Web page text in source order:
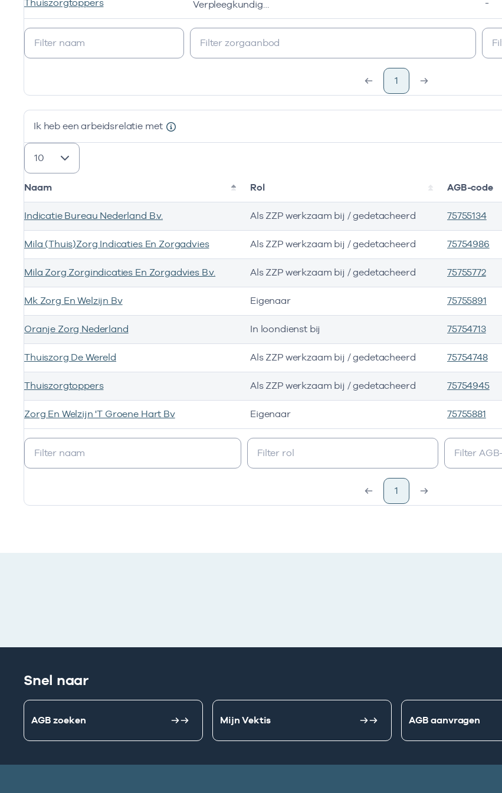
Thuiszorgtoppers Verpleegkundigen niveau 6 of hoger -
1
Ik heb een arbeidsrelatie met
Naam Rol AGB-code
Indicatie Bureau Nederland B.v. Als ZZP werkzaam bij / gedetacheerd 75755134
Mila (Thuis)Zorg Indicaties En Zorgadvies Als ZZP werkzaam bij / gedetacheerd 75754986
Mila Zorg Zorgindicaties En Zorgadvies B.v. Als ZZP werkzaam bij / gedetacheerd 75755772
Mk Zorg En Welzijn Bv Eigenaar 75755891
Oranje Zorg Nederland In loondienst bij 75754713
Thuiszorg De Wereld Als ZZP werkzaam bij / gedetacheerd 75754748
Thuiszorgtoppers Als ZZP werkzaam bij / gedetacheerd 75754945
Zorg En Welzijn 'T Groene Hart Bv Eigenaar 75755881
1
Snel naar
AGB zoeken Mijn Vektis AGB aanvragen